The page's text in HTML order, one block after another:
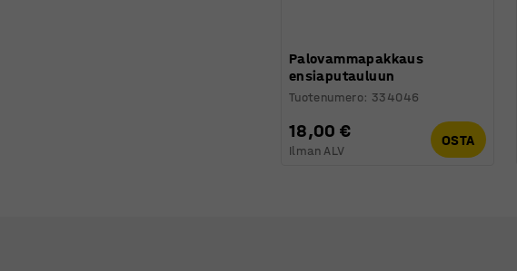
Palovammapakkaus
ensiaputauluun
Tuotenumero: 334046
18,00 €
Ilman ALV
OSTA